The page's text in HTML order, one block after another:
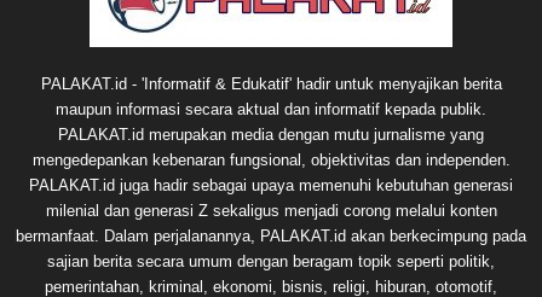
PALAKAT.id - 'Informatif & Edukatif' hadir untuk menyajikan berita
maupun informasi secara aktual dan informatif kepada publik.
PALAKAT.id merupakan media dengan mutu jurnalisme yang
mengedepankan kebenaran fungsional, objektivitas dan independen.
PALAKAT.id juga hadir sebagai upaya memenuhi kebutuhan generasi
milenial dan generasi Z sekaligus menjadi corong melalui konten
bermanfaat. Dalam perjalanannya, PALAKAT.id akan berkecimpung pada
sajian berita secara umum dengan beragam topik seperti politik,
pemerintahan, kriminal, ekonomi, bisnis, religi, hiburan, otomotif,